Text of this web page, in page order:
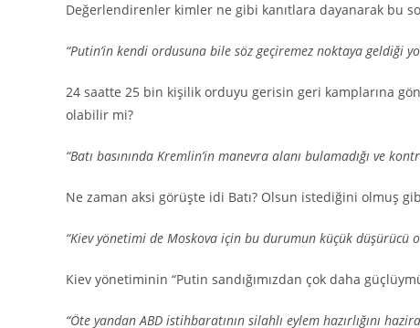
Değerlendirenler kimler ne gibi kanıtlara dayanarak bu
“Putin’in kendi ordusuna bile söz geçiremez noktaya geldiği
24 saatte 25 bin kişilik orduyu gerisin geri kamplarına
olabilir mi?
“Batı basınında Kremlin’in manevra alanı bulamadığı ve
Ne zaman aksi görüşte idi Batı? Olsun istediğini olmuş
“Kiev yönetimi de Moskova için bu durumun küçük düşürücü
Kiev yönetiminin “Putin sandığımızdan çok daha
“Öte yandan ABD istihbaratının silahlı eylem hazırlığını